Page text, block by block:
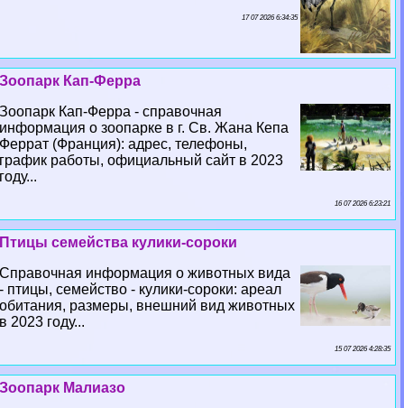
17 07 2026 6:34:35
Зоопарк Кап-Ферра
Зоопарк Кап-Ферра - справочная
информация о зоопарке в г. Св. Жана Кепа
Феррат (Франция): адрес, телефоны,
график работы, официальный сайт в 2023
году...
16 07 2026 6:23:21
Птицы семейства кулики-сороки
Справочная информация о животных вида
- птицы, семейство - кулики-сороки: ареал
обитания, размеры, внешний вид животных
в 2023 году...
15 07 2026 4:28:35
Зоопарк Малиазо